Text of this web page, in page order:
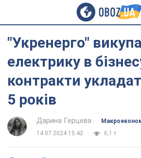
"Укренерго"
електрику в
контракти
5 років
Дарина Герцева
14.07.2024 15:42
6,1 т.